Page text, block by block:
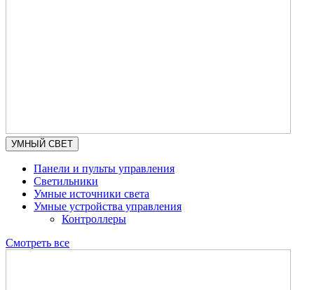
УМНЫЙ СВЕТ
Панели и пульты управления
Светильники
Умные источники света
Умные устройства управления
Контроллеры
Смотреть все